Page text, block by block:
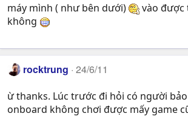
máy mình ( như bên dưới)
vào được
không
rocktrung 24/6/11
ừ thanks. Lúc trước đi hỏi có người
onboard không chơi được mấy game